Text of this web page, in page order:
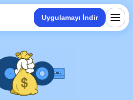
Uygulamayı İndir